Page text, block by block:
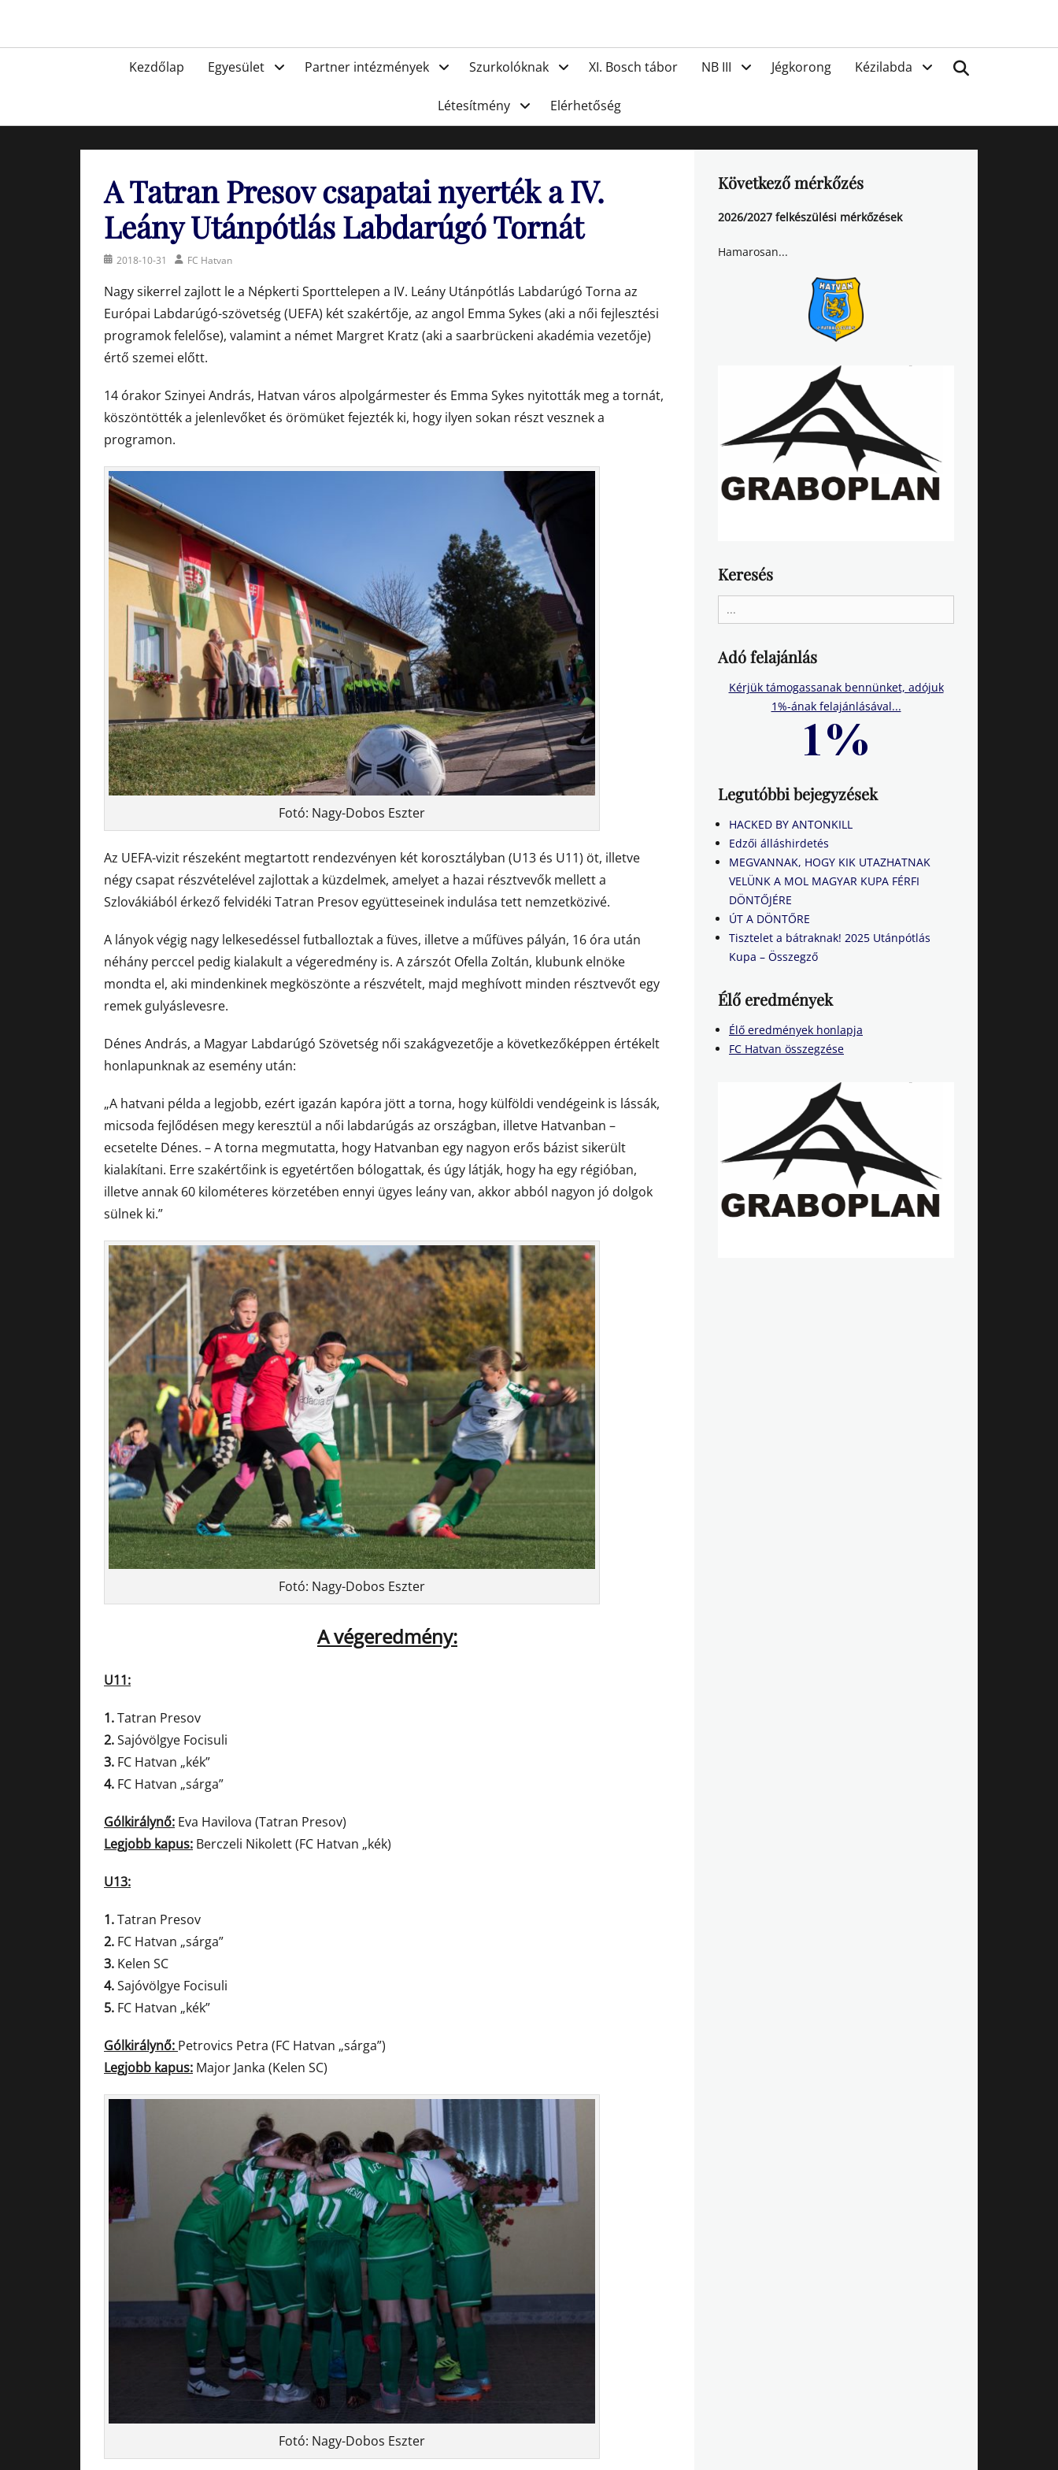
FC Hatvan
PrimaryKezdőlap Egyesület Partner intézmények Szurkolóknak XI. Bosch tábor NB III Jégkorong Kézilabda
Létesítmény Elérhetőség
A Tatran Presov csapatai nyerték a IV.
Leány Utánpótlás Labdarúgó Tornát
Posted2018-10-31 AuthorFC Hatvan
Nagy sikerrel zajlott le a Népkerti Sporttelepen a IV. Leány Utánpótlás Labdarúgó Torna az
Európai Labdarúgó-szövetség (UEFA) két szakértője, az angol Emma Sykes (aki a női fejlesztési
programok felelőse), valamint a német Margret Kratz (aki a saarbrückeni akadémia vezetője)
értő szemei előtt.
14 órakor Szinyei András, Hatvan város alpolgármester és Emma Sykes nyitották meg a tornát,
köszöntötték a jelenlevőket és örömüket fejezték ki, hogy ilyen sokan részt vesznek a
programon.
Fotó: Nagy-Dobos Eszter
Az UEFA-vizit részeként megtartott rendezvényen két korosztályban (U13 és U11) öt, illetve
négy csapat részvételével zajlottak a küzdelmek, amelyet a hazai résztvevők mellett a
Szlovákiából érkező felvidéki Tatran Presov együtteseinek indulása tett nemzetközivé.
A lányok végig nagy lelkesedéssel futballoztak a füves, illetve a műfüves pályán, 16 óra után
néhány perccel pedig kialakult a végeredmény is. A zárszót Ofella Zoltán, klubunk elnöke
mondta el, aki mindenkinek megköszönte a részvételt, majd meghívott minden résztvevőt egy
remek gulyáslevesre.
Dénes András, a Magyar Labdarúgó Szövetség női szakágvezetője a következőképpen értékelt
honlapunknak az esemény után:
„A hatvani példa a legjobb, ezért igazán kapóra jött a torna, hogy külföldi vendégeink is lássák,
micsoda fejlődésen megy keresztül a női labdarúgás az országban, illetve Hatvanban –
ecsetelte Dénes. – A torna megmutatta, hogy Hatvanban egy nagyon erős bázist sikerült
kialakítani. Erre szakértőink is egyetértően bólogattak, és úgy látják, hogy ha egy régióban,
illetve annak 60 kilométeres körzetében ennyi ügyes leány van, akkor abból nagyon jó dolgok
sülnek ki.”
Fotó: Nagy-Dobos Eszter
A végeredmény:
U11:
1.Tatran Presov
2.Sajóvölgye Focisuli
3. FC Hatvan „kék”
4. FC Hatvan „sárga”
Gólkirálynő: Eva Havilova (Tatran Presov)
Legjobb kapus: Berczeli Nikolett (FC Hatvan „kék)
U13:
1.Tatran Presov
2. FC Hatvan „sárga”
3. Kelen SC
4.Sajóvölgye Focisuli
5. FC Hatvan „kék”
Gólkirálynő: Petrovics Petra (FC Hatvan „sárga”)
Legjobb kapus: Major Janka (Kelen SC)
Fotó: Nagy-Dobos Eszter
Következő mérkőzés
2026/2027 felkészülési mérkőzések
Hamarosan...
Keresés
for:
Adó felajánlás
Kérjük támogassanak bennünket, adójuk
1%-ának felajánlásával...
Legutóbbi bejegyzések
HACKED BY ANTONKILL
Edzői álláshirdetés
MEGVANNAK, HOGY KIK UTAZHATNAK
VELÜNK A MOL MAGYAR KUPA FÉRFI
DÖNTŐJÉRE
ÚT A DÖNTŐRE
Tisztelet a bátraknak! 2025 Utánpótlás
Kupa – Összegző
Élő eredmények
Élő eredmények honlapja
FC Hatvan összegzése